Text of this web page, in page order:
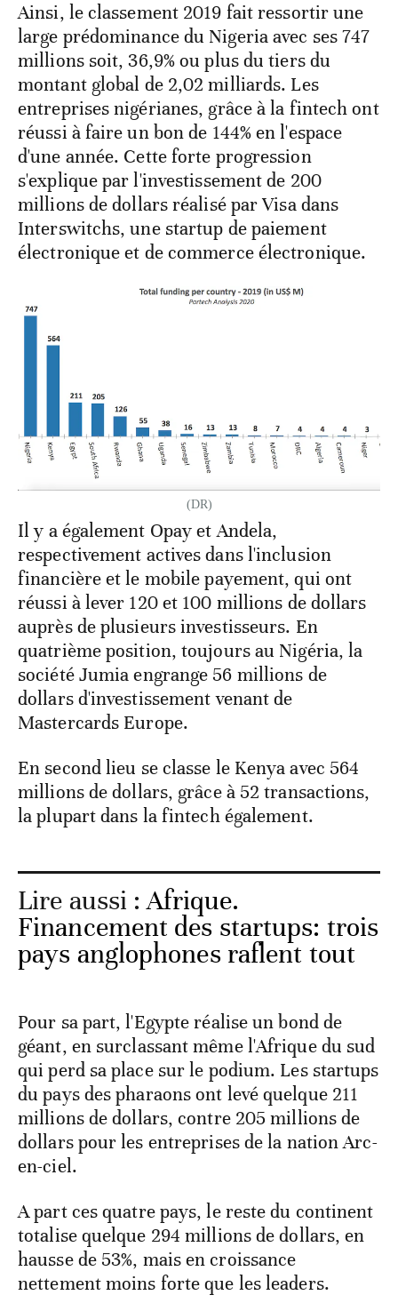
Ainsi, le classement 2019 fait ressortir une
large prédominance du Nigeria avec ses 747
millions soit, 36,9% ou plus du tiers du
montant global de 2,02 milliards. Les
entreprises nigérianes, grâce à la fintech ont
réussi à faire un bon de 144% en l'espace
d'une année. Cette forte progression
s'explique par l'investissement de 200
millions de dollars réalisé par Visa dans
Interswitchs, une startup de paiement
électronique et de commerce électronique.
(DR)
Il y a également Opay et Andela,
respectivement actives dans l'inclusion
financière et le mobile payement, qui ont
réussi à lever 120 et 100 millions de dollars
auprès de plusieurs investisseurs. En
quatrième position, toujours au Nigéria, la
société Jumia engrange 56 millions de
dollars d'investissement venant de
Mastercards Europe.
En second lieu se classe le Kenya avec 564
millions de dollars, grâce à 52 transactions,
la plupart dans la fintech également.
Lire aussi :Afrique.
Financement des startups: trois
pays anglophones raflent tout
Pour sa part, l'Egypte réalise un bond de
géant, en surclassant même l'Afrique du sud
qui perd sa place sur le podium. Les startups
du pays des pharaons ont levé quelque 211
millions de dollars, contre 205 millions de
dollars pour les entreprises de la nation Arc-
en-ciel.
A part ces quatre pays, le reste du continent
totalise quelque 294 millions de dollars, en
hausse de 53%, mais en croissance
nettement moins forte que les leaders.